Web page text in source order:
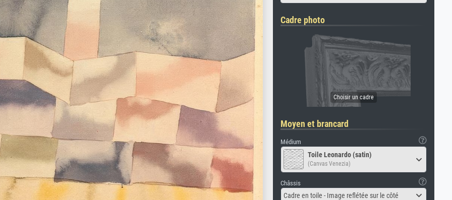
Cadre photo
Moyen et brancard
Médium
Toile Leonardo (satin)
(Canvas Venezia)
Châssis
Cadre en toile - Image reflétée sur le côté